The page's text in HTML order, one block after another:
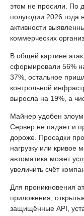
этом не просили. По
полугодии 2026 года
активности
коммерческих
В общей картине
сформировали 56%
37%, остальное
контрольной
выросла на 19%, а
Майнер удобен
Сервер не падает и
дороже. Просадки
нагрузку или кривое
автоматика может
увеличить счёт
Для проникновения
приложения,
защищённые API,